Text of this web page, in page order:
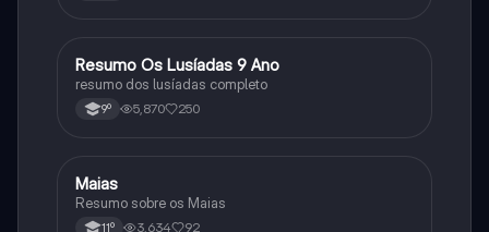
Português
Resumo Os Lusíadas 9 Ano
resumo dos lusíadas completo
9º 5,870 250
Português
Maias
Resumo sobre os Maias
11º 3,634 92